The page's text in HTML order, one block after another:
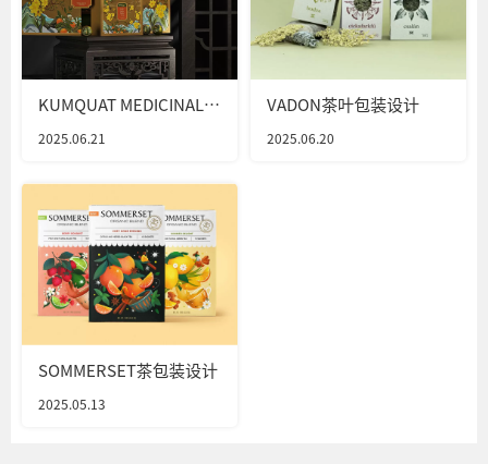
KUMQUAT MEDICINAL
2025.06.21
VADON茶叶包装设计
2025.06.20
SOMMERSET茶包装设计
2025.05.13